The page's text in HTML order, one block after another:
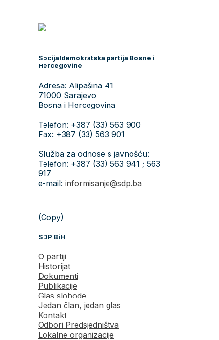
Socijaldemokratska partija Bosne i
Hercegovine
Adresa: Alipašina 41
71000 Sarajevo
Bosna i Hercegovina
Telefon: +387 (33) 563 900
Fax: +387 (33) 563 901
Služba za odnose s javnošću:
Telefon: +387 (33) 563 941 ; 563
917
e-mail: informisanje@sdp.ba
(Copy)
SDP BiH
O partiji
Historijat
Dokumenti
Publikacije
Glas slobode
Jedan član, jedan glas
Kontakt
Odbori Predsjedništva
Lokalne organizacije